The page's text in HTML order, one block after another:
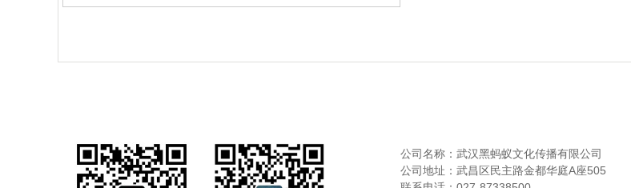
公司名称：武汉黑蚂蚁文化传播有限公司
公司地址：武昌区民主路金都华庭A座505